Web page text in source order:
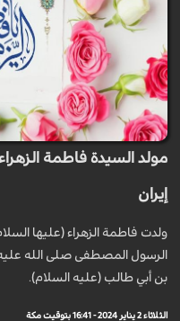
مولد السيدة فاطمة
إيران
ولدت فاطمة الزهراء (عليها
الرسول المصطفى صلى الله عليه
بن أبي طالب (عليه السلام).
الثلاثاء 2 يناير 2024 - 16:41 بتوقيت مكة